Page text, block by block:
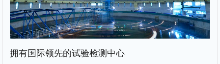
拥有国际领先的试验检测中心